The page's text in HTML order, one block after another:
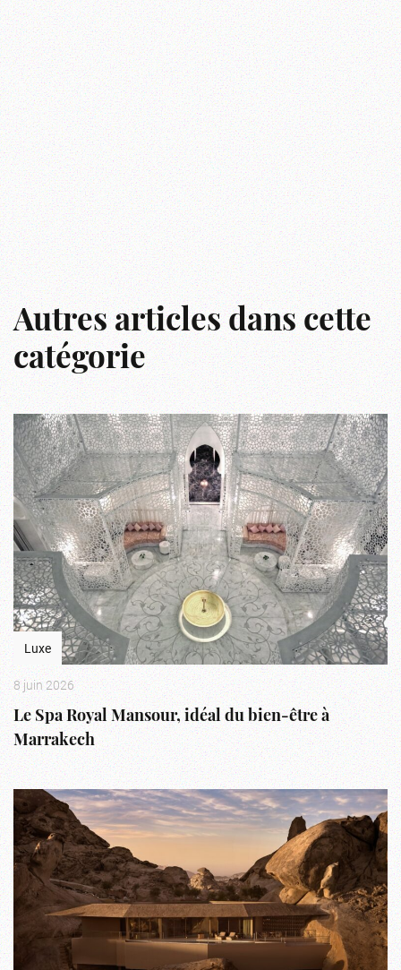
Autres articles dans cette
catégorie
Luxe
8 juin 2026
Le Spa Royal Mansour, idéal du bien-être à
Marrakech